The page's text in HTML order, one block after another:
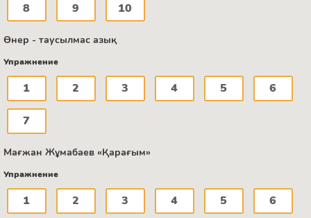
8 9 10
Өнер - таусылмас азық
Упражнение
1 2 3 4 5 6
7
Мағжан Жұмабаев «Қарағым»
Упражнение
1 2 3 4 5 6